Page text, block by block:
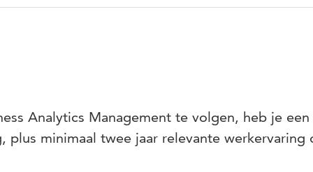
(business case)
technologieën benoemen en beargumenteren wanneer
(DAMA) benoemen en beargumenteren welke eisen
Analytics Management te volgen, heb je
plus minimaal twee jaar relevante werkervaring